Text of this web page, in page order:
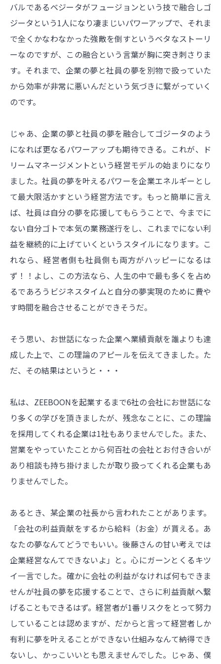
バルであるベジータがフュージョンという技で融合しゴ
ジータという1人になり凄まじいパワーアップで、それま
で全くかなわなかった強敵を倒すというベタなストーリ
ーなのですが、この融合という言葉が胸に突き刺さりま
す。それまで、企業の夢と社員の夢を別物で扱っていた
から効率が非常に悪いんだという気づきに繋がっていく
のです。
じゃあ、企業の夢と社員の夢を融合してゴジータのよう
になれば更なるパワーアップも期待できる。これが、ド
リームマネージメントという経営モデルの始まりになり
ました。社員の夢を叶えるパワーを企業エネルギーとし
て最大限活かすという経営方法です。もっと簡単に言え
ば、社員は自分の夢を応援してもらうことで、今までに
ない自分ゴトで本気の業務遂行をし、これまでにない利
益を継続的に上げていくというスタイルになります。こ
れなら、経営者側も社員側も両方がハッピーになるは
ず！！よし、この方法なら、人生の中で最も多くを占め
るであろうビジネスタイムと自分の夢実現のために費や
す時間を融合させることができそうだ。
そう思い、お世話になった企業へ業績貢献を誰よりも達
成した上で、この理論のアピールを伝えてきました。た
だ、その結果はというと・・・
私は、ZEEBOONを起業するまで6社の会社にお世話にな
り多くの学びを頂きましたが、残念なことに、この理論
を採用してくれる企業は1社もありませんでした。また、
営業をやっていたことから何百社の会社とお付き合いが
あり相談も持ち掛けましたが取り扱ってくれる企業もあ
りませんでした。
あるとき、某企業の社長から言われたことがあります。
「会社の利益貢献をするから給料（お金）が貰える。あ
なたの夢なんてどうでもいい。後藤さんの甘い考えでは
企業経営なんてできないよ」と。心にガーンとくるキツ
イ一言でした。確かに会社の利益がなければ何もできま
せんが社員の夢を応援することで、さらに利益貢献へ繋
げることもできるはず。経営者が1番リスクをとって努力
していることは認めますが、だからと言って経営者しか
有利に夢を叶えることができない仕組みなんて納得でき
ないし、かっこいいとも思えませんでした。じゃあ、僕